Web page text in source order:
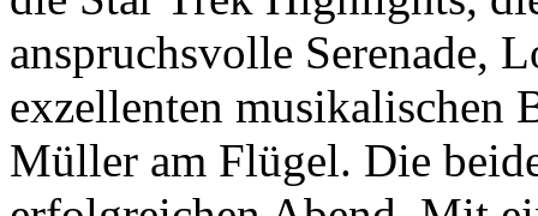
anspruchsvolle Serenade,
exzellenten musikalischen
Müller am Flügel. Die